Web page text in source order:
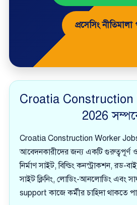
প্রসেসিং
Croatia
2026
Croatia Construction Worker Jobs
আবেদনকারীদের জন্য একটি গুরুত্বপূর্ণ
নির্মাণ সাইট, বিল্ডিং কনস্ট্রাকশন, রড-
সাইট ক্লিনিং, লোডিং-আনলোডিং এবং
support কাজে কর্মীর চাহিদা থাকতে